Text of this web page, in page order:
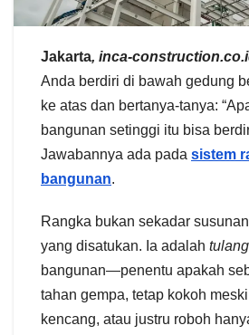
Jakarta, inca-
Anda berdiri di bawah gedung
ke atas dan bertanya-tanya:
bangunan setinggi itu bisa
Jawabannya ada pada sistem
bangunan.
Rangka bukan sekadar
yang disatukan. Ia adalah
bangunan—penentu apakah
tahan gempa, tetap kokoh
kencang, atau justru roboh